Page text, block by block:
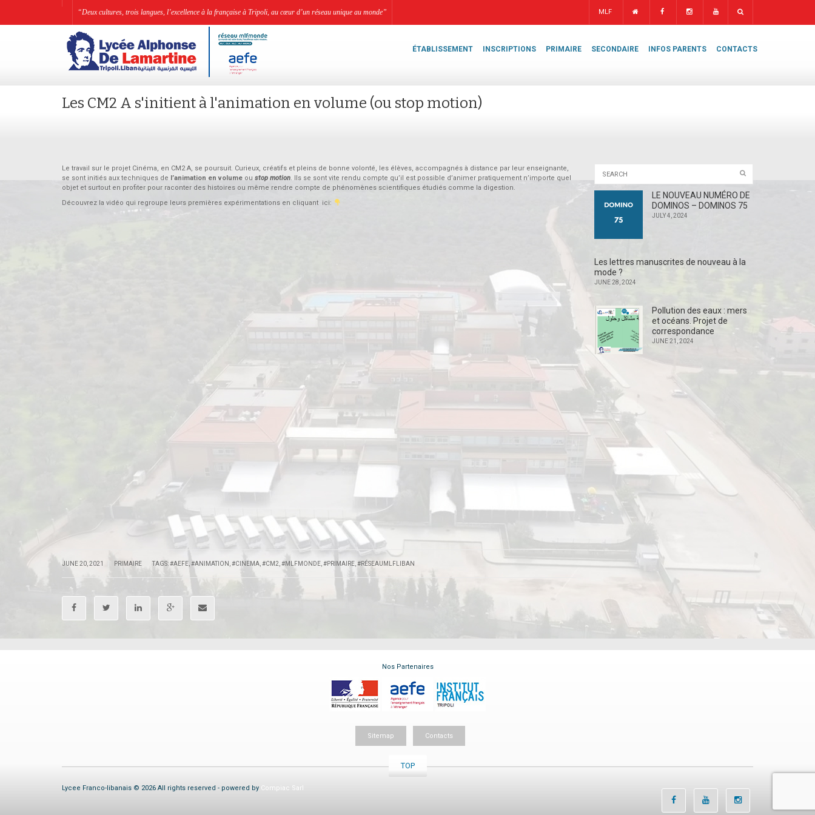
“Deux cultures, trois langues, l’excellence à la française à Tripoli, au cœur d’un réseau unique au monde” MLF
ÉTABLISSEMENT INSCRIPTIONS PRIMAIRE SECONDAIRE INFOS PARENTS CONTACTS
Les CM2 A s'initient à l'animation en volume (ou stop motion)
Le travail sur le projet Cinéma, en CM2 A, se poursuit. Curieux, créatifs et pleins de bonne volonté, les élèves, accompagnés à distance par leur enseignante,
se sont initiés aux techniques de l’animation en volume ou stop motion. Ils se sont vite rendu compte qu’il est possible d’animer pratiquement n’importe quel
objet et surtout en profiter pour raconter des histoires ou même rendre compte de phénomènes scientifiques étudiés comme la digestion.
Découvrez la vidéo qui regroupe leurs premières expérimentations en cliquant ici:
JUNE 20, 2021 PRIMAIRE TAGS:#AEFE #ANIMATION #CINEMA #CM2 #MLFMONDE #PRIMAIRE #RÉSEAUMLFLIBAN
LE NOUVEAU NUMÉRO DE
DOMINOS – DOMINOS 75
JULY 4, 2024
Les lettres manuscrites de nouveau à la
mode ?
JUNE 28, 2024
Pollution des eaux : mers
et océans. Projet de
correspondance
JUNE 21, 2024
Nos Partenaires
Sitemap Contacts
TOP
Lycee Franco-libanais © 2026 All rights reserved - powered by Compiac Sarl